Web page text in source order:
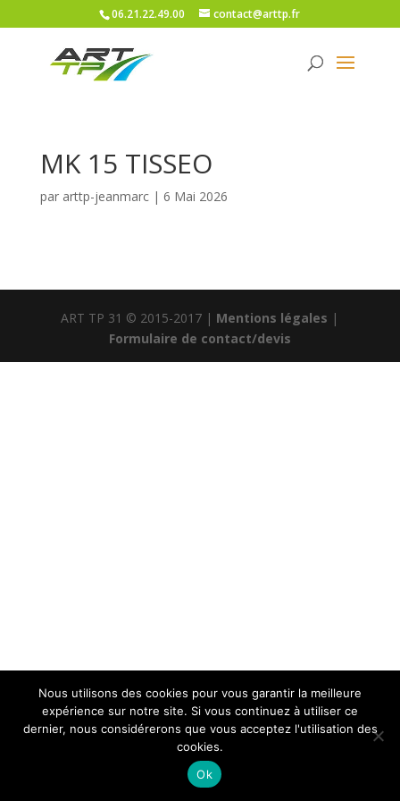
06.21.22.49.00 contact@arttp.fr
MK 15 TISSEO
par arttp-jeanmarc| 6 Mai 2026
ART TP 31 © 2015-2017 | Mentions légales |
Formulaire de contact/devis
Nous utilisons des cookies pour vous garantir la meilleure
expérience sur notre site. Si vous continuez à utiliser ce
dernier, nous considérerons que vous acceptez l'utilisation des
cookies.
Ok